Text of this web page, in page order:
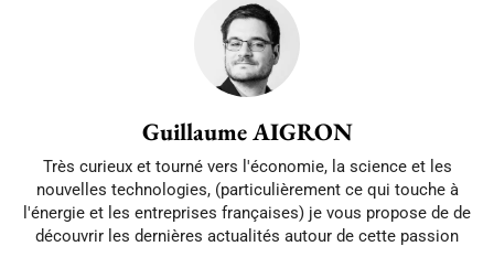
Guillaume AIGRON
Très curieux et tourné vers l'économie, la science et les
nouvelles technologies, (particulièrement ce qui touche à
l'énergie et les entreprises françaises) je vous propose de de
découvrir les dernières actualités autour de cette passion